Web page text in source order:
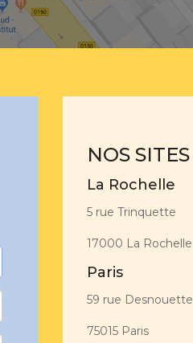
NOS SITES
La Rochelle
5 rue Trinquette
17000 La Rochelle
Paris
59 rue Desnouette
75015 Paris